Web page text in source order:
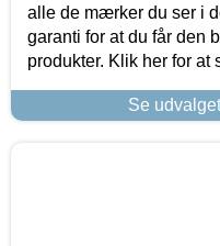
alle de mærker du ser i
garanti for at du får den
produkter. Klik her for at
Se